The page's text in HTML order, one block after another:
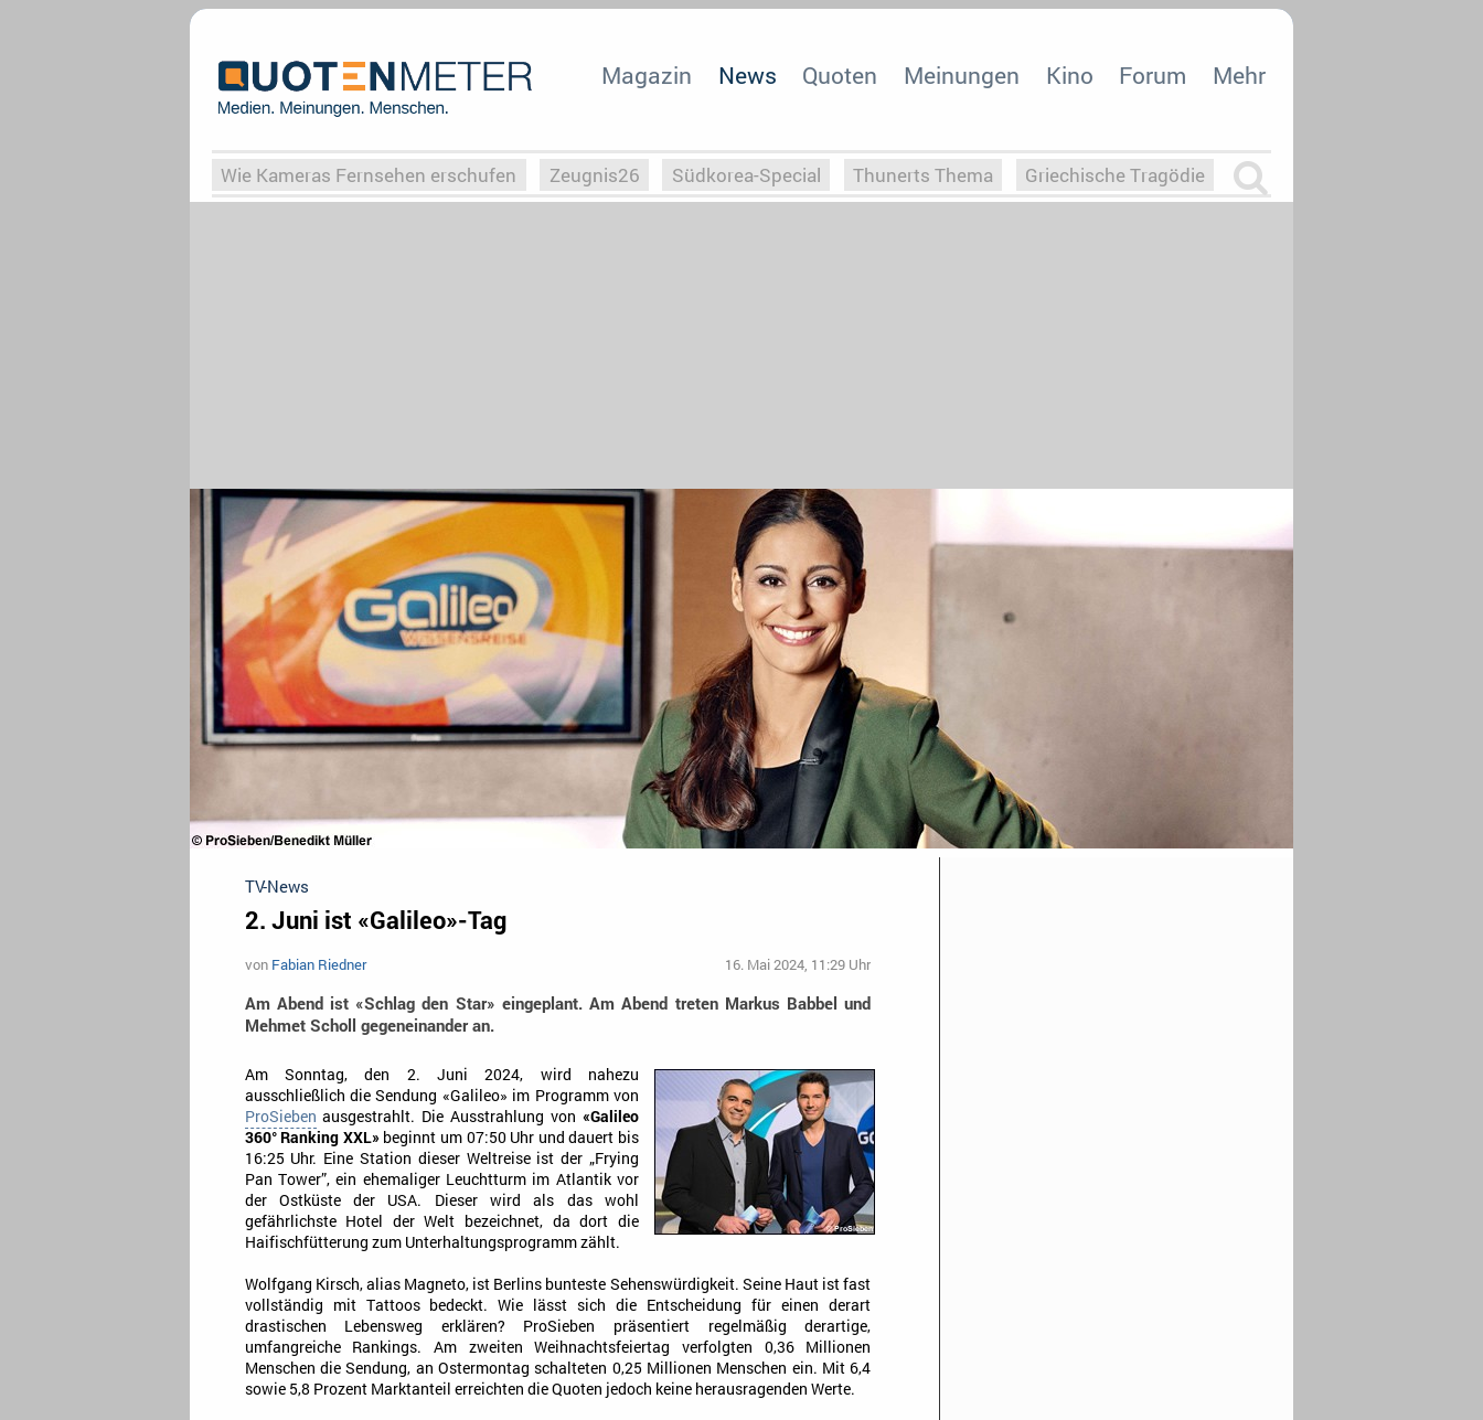
Magazin News Quoten Meinungen Kino Forum Mehr
Wie Kameras Fernsehen erschufen Zeugnis26 Südkorea-Special Thunerts Thema Griechische Tragödie
TV-News
2. Juni ist «Galileo»-Tag
von Fabian Riedner 16. Mai 2024, 11:29 Uhr
Am Abend ist «Schlag den Star» eingeplant. Am Abend treten Markus Babbel und
Mehmet Scholl gegeneinander an.
Am Sonntag, den 2. Juni 2024, wird nahezu
ausschließlich die Sendung «Galileo» im Programm von
ProSieben ausgestrahlt. Die Ausstrahlung von «Galileo
360° Ranking XXL» beginnt um 07:50 Uhr und dauert bis
16:25 Uhr. Eine Station dieser Weltreise ist der „Frying
Pan Tower”, ein ehemaliger Leuchtturm im Atlantik vor
der Ostküste der USA. Dieser wird als das wohl
gefährlichste Hotel der Welt bezeichnet, da dort die
Haifischfütterung zum Unterhaltungsprogramm zählt.
Wolfgang Kirsch, alias Magneto, ist Berlins bunteste Sehenswürdigkeit. Seine Haut ist fast
vollständig mit Tattoos bedeckt. Wie lässt sich die Entscheidung für einen derart
drastischen Lebensweg erklären? ProSieben präsentiert regelmäßig derartige,
umfangreiche Rankings. Am zweiten Weihnachtsfeiertag verfolgten 0,36 Millionen
Menschen die Sendung, an Ostermontag schalteten 0,25 Millionen Menschen ein. Mit 6,4
sowie 5,8 Prozent Marktanteil erreichten die Quoten jedoch keine herausragenden Werte.